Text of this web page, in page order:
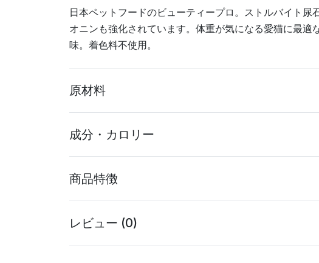
日本ペットフードのビューティープロ。ストルバイト
オニンも強化されています。体重が気になる愛猫に最適
味。着色料不使用。
原材料
成分・カロリー
商品特徴
レビュー (0)